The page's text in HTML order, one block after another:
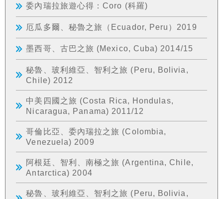
委內瑞拉旅遊心得：Coro (科羅)
厄瓜多爾、秘魯之旅（Ecuador, Peru）2019
墨西哥、古巴之旅 (Mexico, Cuba) 2014/15
秘魯、玻利維亞、智利之旅 (Peru, Bolivia,
Chile) 2012
中美四國之旅 (Costa Rica, Hondulas,
Nicaragua, Panama) 2011/12
哥倫比亞、委內瑞拉之旅 (Colombia,
Venezuela) 2009
阿根廷、智利、南極之旅 (Argentina, Chile,
Antarctica) 2004
秘魯、玻利維亞、智利之旅 (Peru, Bolivia,